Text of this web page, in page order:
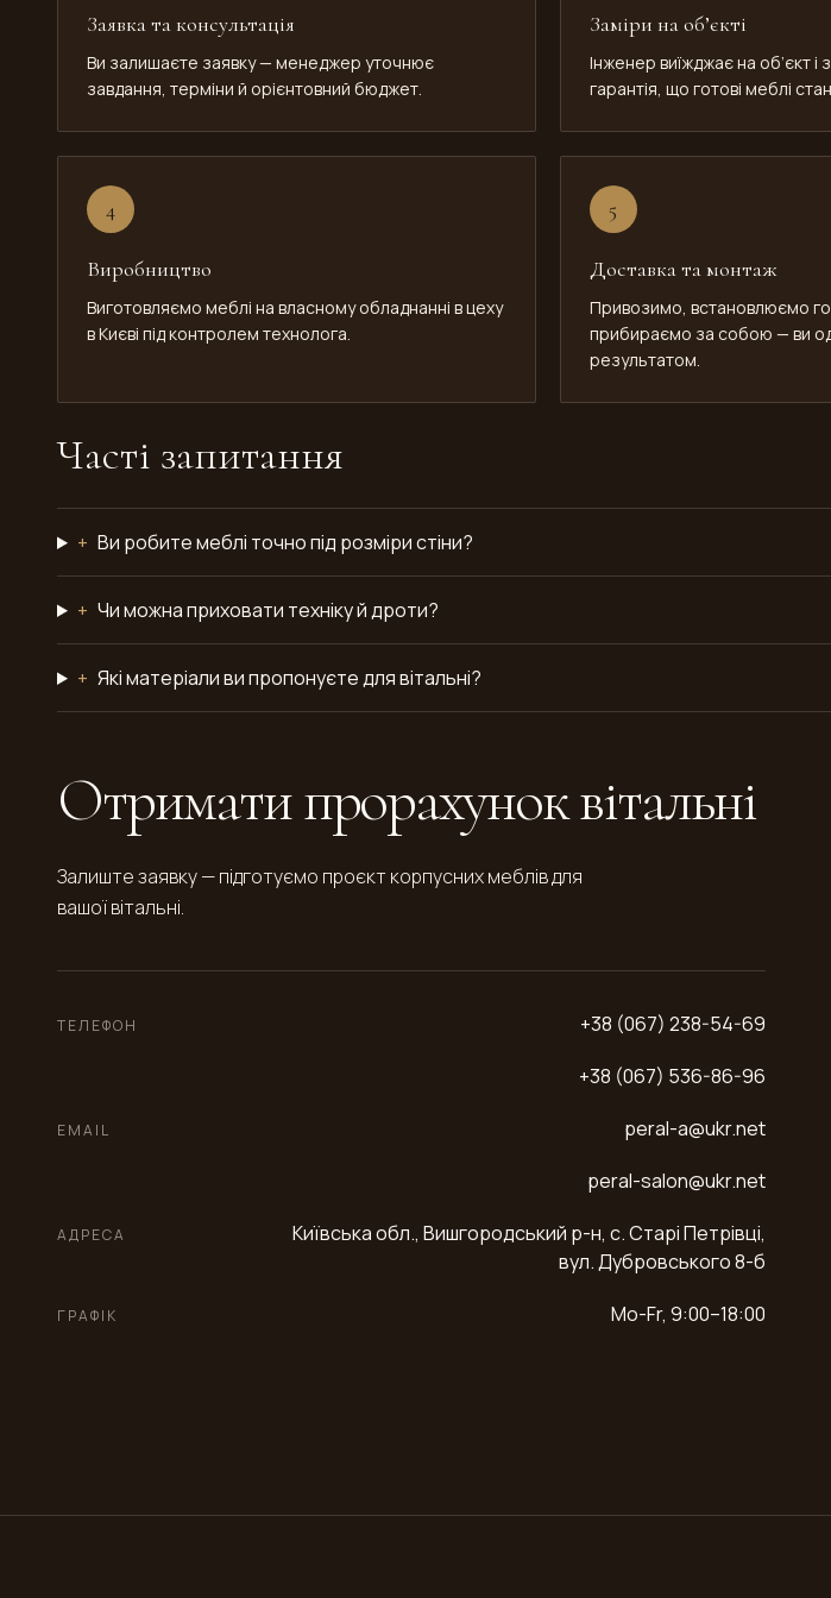
Заявка та консультація
Ви залишаєте заявку — менеджер уточнює
завдання, терміни й орієнтовний бюджет.
Заміри на об’єкті
Інженер виїжджає на об’єкт і
гарантія, що готові меблі
4
Виробництво
Виготовляємо меблі на власному обладнанні в цеху
в Києві під контролем технолога.
5
Доставка та монтаж
Привозимо, встановлюємо
прибираємо за собою — ви
результатом.
Часті запитання
+ Ви робите меблі точно під розміри стіни?
+ Чи можна приховати техніку й дроти?
+ Які матеріали ви пропонуєте для вітальні?
Отримати прорахунок вітальні
Залиште заявку — підготуємо проєкт корпусних меблів для
вашої вітальні.
ТЕЛЕФОН
+38 (067) 238-54-69
+38 (067) 536-86-96
EMAIL
peral-a@ukr.net
peral-salon@ukr.net
АДРЕСА
Київська обл., Вишгородський р-н, с. Старі Петрівці,
вул. Дубровського 8-б
ГРАФІК Mo-Fr, 9:00–18:00